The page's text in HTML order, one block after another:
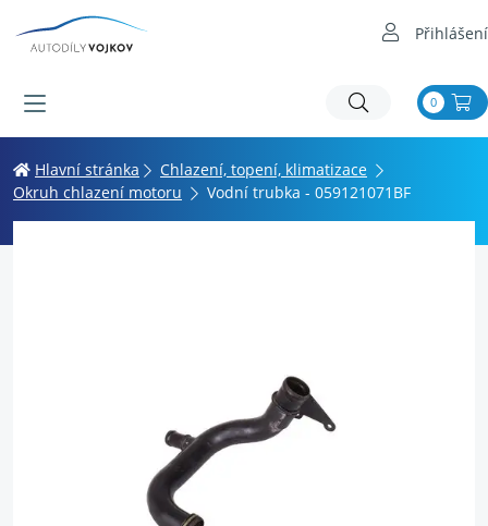
Přihlášení
0
Hlavní stránka
Chlazení, topení, klimatizace
Okruh chlazení motoru
Vodní trubka - 059121071BF